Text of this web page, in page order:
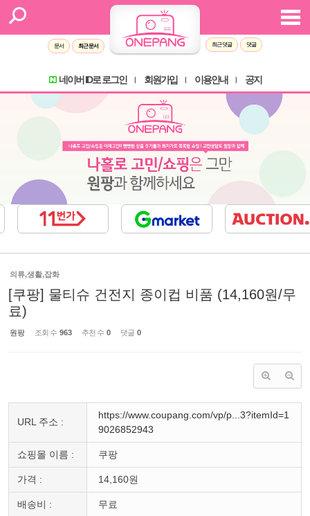
문서 최근 문서 최근 댓글 댓글
네이버 ID로 로그인 회원가입 이용안내 공지
의류,생활,잡화
[쿠팡] 물티슈 건전지 종이컵 비품 (14,160원/무
료)
원팡 조회 수 963 추천 수 0 댓글 0
URL 주소 :
https://www.coupang.com/vp/p...3?itemId=1
9026852943
쇼핑몰 이름 : 쿠팡
가격 : 14,160원
배송비 : 무료